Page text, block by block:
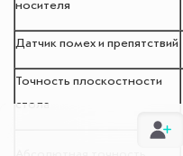
носителя
Датчик помех и препятствий
Точность плоскостности
стола